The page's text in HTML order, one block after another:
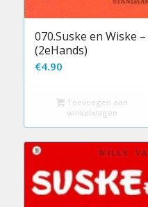
070.Suske en Wiske
(2eHands)
€4.90
Toevoegen aan
winkelwagen